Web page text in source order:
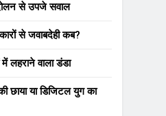
से उपजे सवाल
से जवाबदेही कब?
लहराने वाला डंडा
छाया या डिजिटल युग का